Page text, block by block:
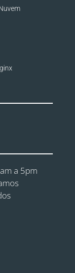
a 5pm